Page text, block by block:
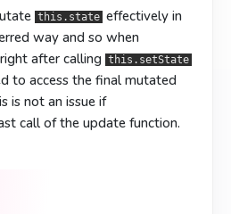
this.state effectively in
way and so when
right after calling this.setState
to access the final mutated
is not an issue if
call of the update function.